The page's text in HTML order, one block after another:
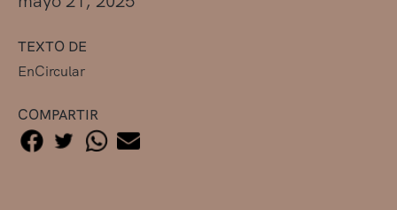
TEXTO DE
EnCircular
COMPARTIR